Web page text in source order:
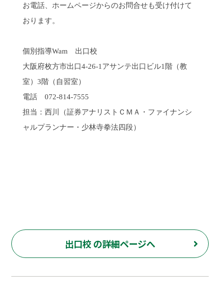
お電話、ホームページからのお問合せも受け付けて
おります。
個別指導Wam 出口校
大阪府枚方市出口4-26-1 アサンテ出口ビル1 階（教
室） 3階（自習室）
電話 072-814-7555
担当：西川
（証券アナリストＣＭＡ・ファイナンシ
ャルプランナー・少林寺拳法四段）
出口校 の詳細ページへ